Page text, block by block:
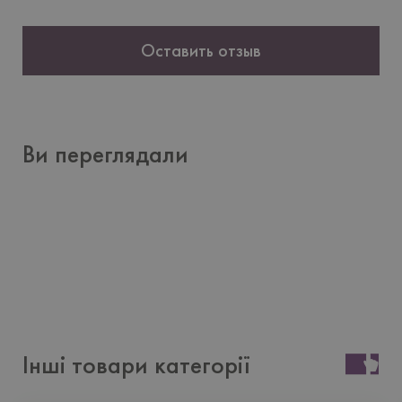
Оставить отзыв
Ви переглядали
Інші товари категорії